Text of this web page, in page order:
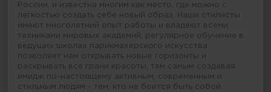
России, и известна многим как место, где можно с
легкостью создать себе новый образ. Наши стилисты
имеют многолетний опыт работы и владеют всеми
техниками мировых академий, регулярное обучение в
ведущих школах парикмахерского искусства
позволяет нам открывать новые горизонты и
раскрывать все грани красоты, тем самым создавая
имидж по-настоящему активным, современным и
стильным людям - тем, кто не боится быть собой.